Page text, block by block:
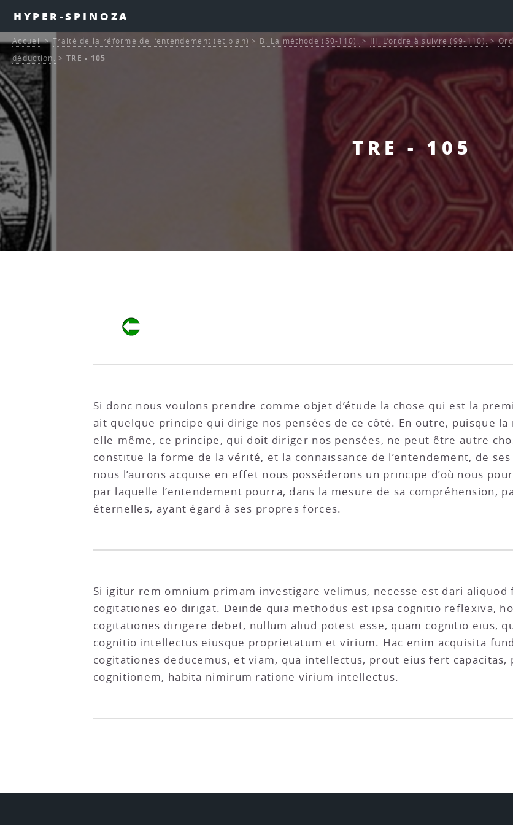
HYPER-SPINOZA
TRE - 105
Accueil>Traité de la réforme de l’entendement (et plan) > B. La méthode (50-110). > III. L’ordre à suivre (99-110).>
déduction. > TRE - 105
Si donc nous voulons prendre comme objet d’étude la chose qui est la
ait quelque principe qui dirige nos pensées de ce côté. En outre, puisque
elle-même, ce principe, qui doit diriger nos pensées, ne peut être autre
constitue la forme de la vérité, et la connaissance de l’entendement, de
nous l’aurons acquise en effet nous posséderons un principe d’où nous
par laquelle l’entendement pourra, dans la mesure de sa compréhension,
éternelles, ayant égard à ses propres forces.
Si igitur rem omnium primam investigare velimus, necesse est dari aliquod
cogitationes eo dirigat. Deinde quia methodus est ipsa cognitio reflexiva,
cogitationes dirigere debet, nullum aliud potest esse, quam cognitio eius,
cognitio intellectus eiusque proprietatum et virium. Hac enim acquisita
cogitationes deducemus, et viam, qua intellectus, prout eius fert
cognitionem, habita nimirum ratione virium intellectus.